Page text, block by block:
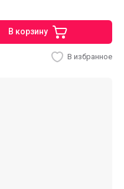
В корзину
В избранное